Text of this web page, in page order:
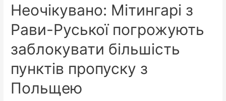
Неочікувано: Мітингарі з
Рави-Руської погрожують
заблокувати більшість
пунктів пропуску з
Польщею